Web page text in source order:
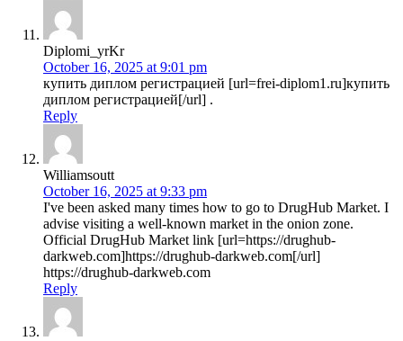
Diplomi_yrKr
October 16, 2025 at 9:01 pm
купить диплом регистрацией [url=frei-diplom1.ru]купить
диплом регистрацией[/url] .
Reply
Williamsoutt
October 16, 2025 at 9:33 pm
I've been asked many times how to go to DrugHub Market. I
advise visiting a well-known market in the onion zone.
Official DrugHub Market link [url=https://drughub-
darkweb.com]https://drughub-darkweb.com[/url]
https://drughub-darkweb.com
Reply